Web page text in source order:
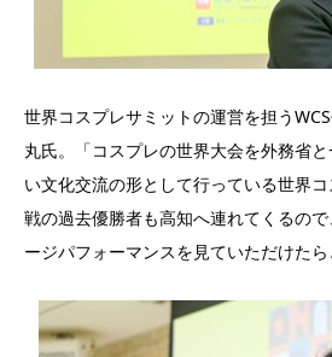
世界コスプレサミットの運営を担う
丸氏。「コスプレの世界大会を外務省
い文化交流の形として行っている世界
戦の過去優勝者も高知へ連れてくるの
ージパフォーマンスを見ていただけたら